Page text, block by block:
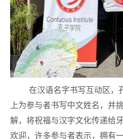
在汉语名字书写互动区，
上为参与者书写中文姓名，并
解，将祝福与汉字文化传递给
欢迎，许多参与者表示，拥有